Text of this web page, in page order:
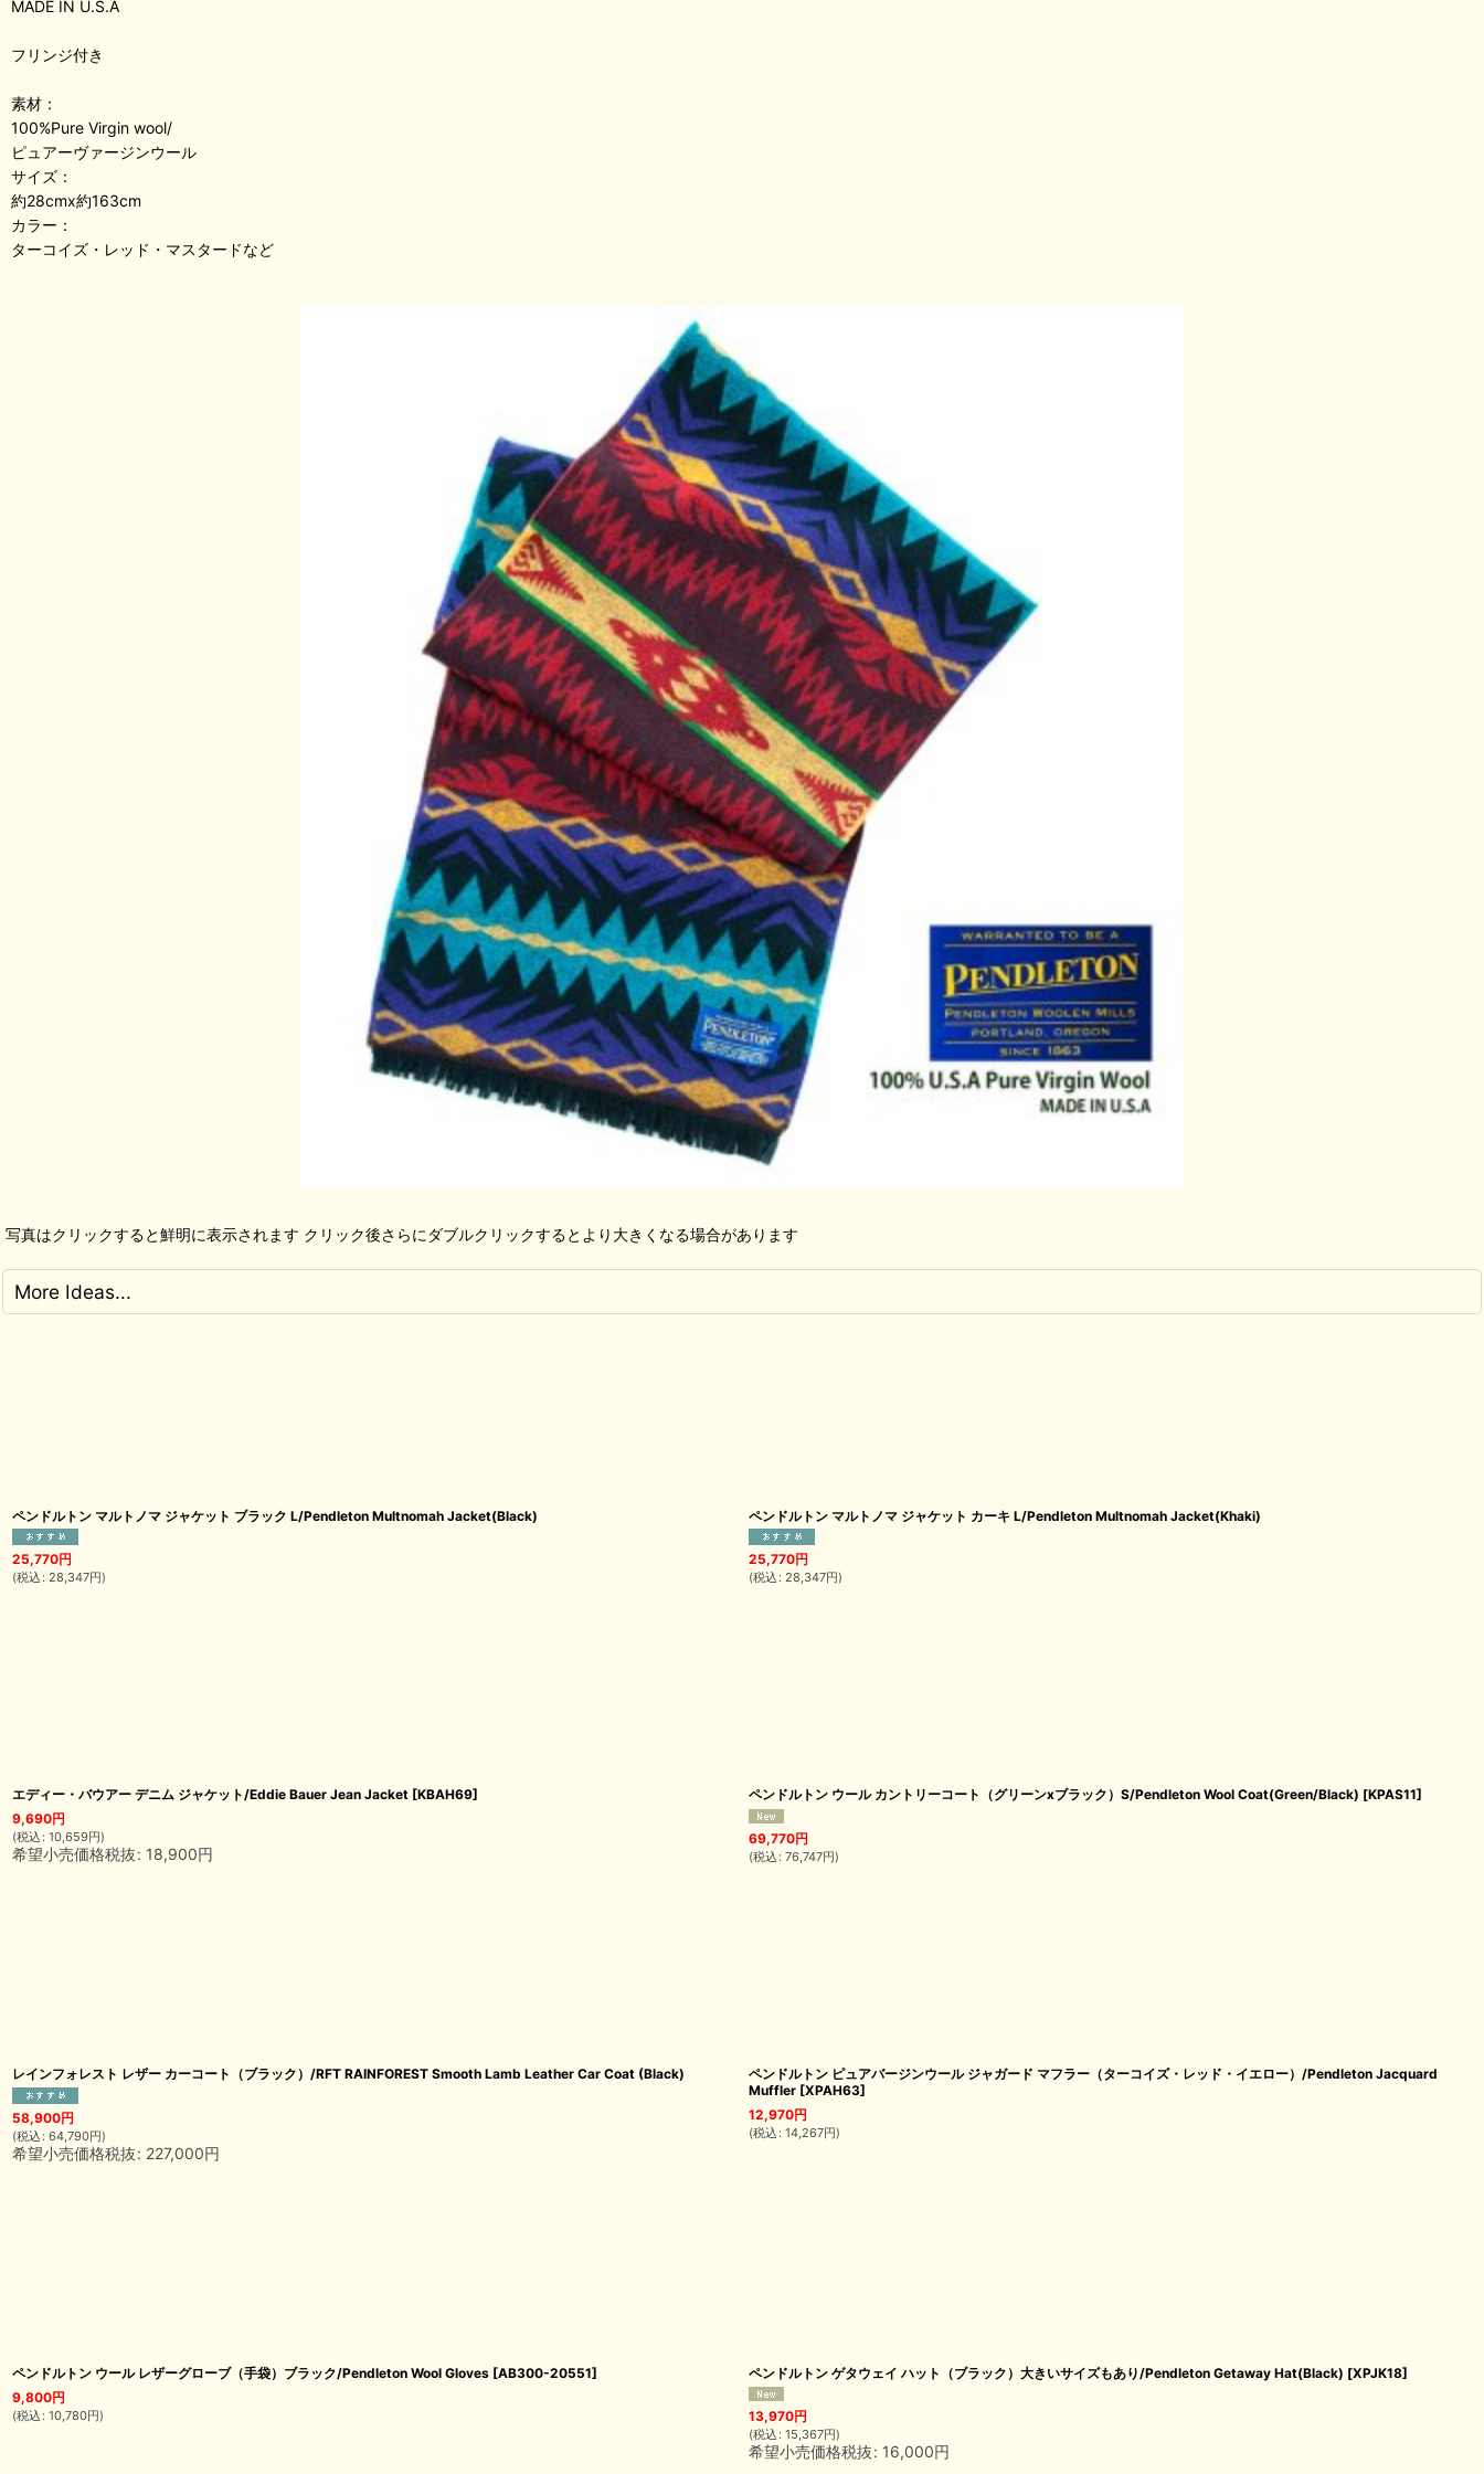
MADE IN U.S.A
フリンジ付き
素材：
100%Pure Virgin wool/
ピュアーヴァージンウール
サイズ：
約28cmx約163cm
カラー：
ターコイズ・レッド・マスタードなど
写真はクリックすると鮮明に表示されます クリック後さらにダブルクリックするとより大きくなる場合があります
More Ideas...
ペンドルトン マルトノマ ジャケット ブラック L/Pendleton Multnomah Jacket(Black)
25,770円
(税込 : 28,347円)
ペンドルトン マルトノマ ジャケット カーキ L/Pendleton Multnomah Jacket(Khaki)
25,770円
(税込 : 28,347円)
エディー・バウアー デニム ジャケット/Eddie Bauer Jean Jacket [KBAH69]
9,690円
(税込 : 10,659円)
希望小売価格税抜: 18,900円
ペンドルトン ウール カントリーコート（グリーンxブラック）S/Pendleton Wool Coat(Green/Black) [KPAS11]
69,770円
(税込 : 76,747円)
レインフォレスト レザー カーコート（ブラック）/RFT RAINFOREST Smooth Lamb Leather Car Coat (Black)
58,900円
(税込 : 64,790円)
希望小売価格税抜: 227,000円
ペンドルトン ピュアバージンウール ジャガード マフラー（ターコイズ・レッド・イエロー）/Pendleton Jacquard
Muffler [XPAH63]
12,970円
(税込 : 14,267円)
ペンドルトン ウール レザーグローブ（手袋）ブラック/Pendleton Wool Gloves [AB300-20551]
9,800円
(税込 : 10,780円)
ペンドルトン ゲタウェイ ハット（ブラック）大きいサイズもあり/Pendleton Getaway Hat(Black) [XPJK18]
13,970円
(税込 : 15,367円)
希望小売価格税抜: 16,000円